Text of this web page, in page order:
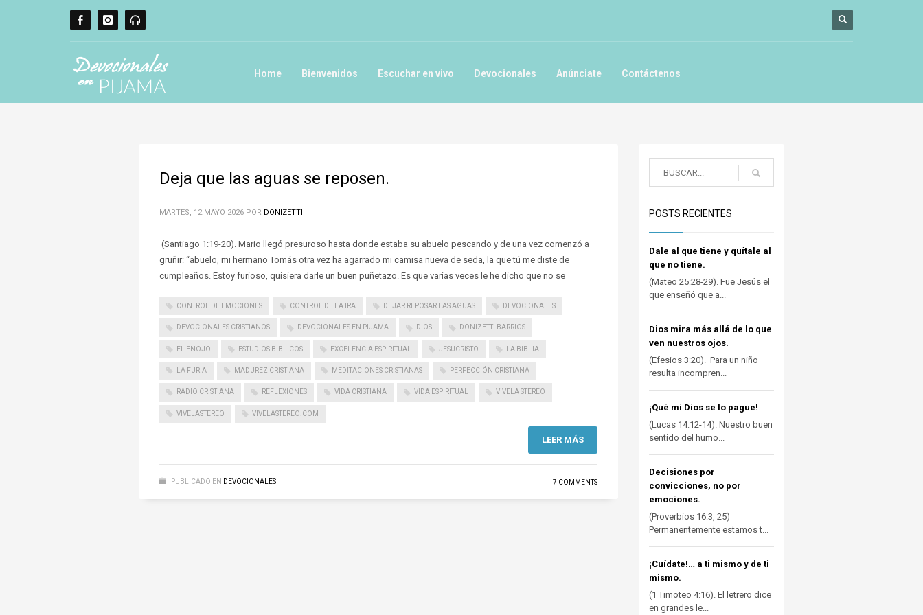
Home Bienvenidos Escuchar en vivo Devocionales Anúnciate Contáctenos
Deja que las aguas se reposen.
MARTES, 12 MAYO 2026 POR DONIZETTI
(Santiago 1:19-20). Mario llegó presuroso hasta donde estaba su abuelo pescando y de una vez comenzó a
gruñir: “abuelo, mi hermano Tomás otra vez ha agarrado mi camisa nueva de seda, la que tú me diste de
cumpleaños. Estoy furioso, quisiera darle un buen puñetazo. Es que varias veces le he dicho que no se
CONTROL DE EMOCIONES CONTROL DE LA IRA DEJAR REPOSAR LAS AGUAS DEVOCIONALES
DEVOCIONALES CRISTIANOS DEVOCIONALES EN PIJAMA DIOS DONIZETTI BARRIOS
EL ENOJO ESTUDIOS BÍBLICOS EXCELENCIA ESPIRITUAL JESUCRISTO LA BIBLIA
LA FURIA MADUREZ CRISTIANA MEDITACIONES CRISTIANAS PERFECCIÓN CRISTIANA
RADIO CRISTIANA REFLEXIONES VIDA CRISTIANA VIDA ESPIRITUAL VIVELA STEREO
VIVELASTEREO VIVELASTEREO.COM
LEER MÁS
PUBLICADO EN DEVOCIONALES 7 COMMENTS
POSTS RECIENTES
Dale al que tiene y quítale al
que no tiene.
(Mateo 25:28-29). Fue Jesús el
que enseñó que a...
Dios mira más allá de lo que
ven nuestros ojos.
(Efesios 3:20). Para un niño
resulta incompren...
¡Qué mi Dios se lo pague!
(Lucas 14:12-14). Nuestro buen
sentido del humo...
Decisiones por
convicciones, no por
emociones.
(Proverbios 16:3, 25)
Permanentemente estamos t...
¡Cuídate!… a ti mismo y de ti
mismo.
(1 Timoteo 4:16). El letrero dice
en grandes le...